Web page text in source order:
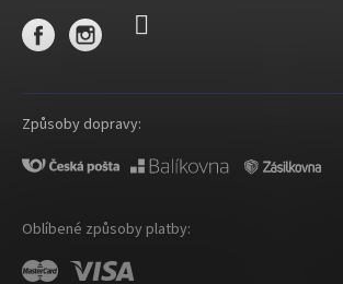
Způsoby dopravy:
Oblíbené způsoby platby: